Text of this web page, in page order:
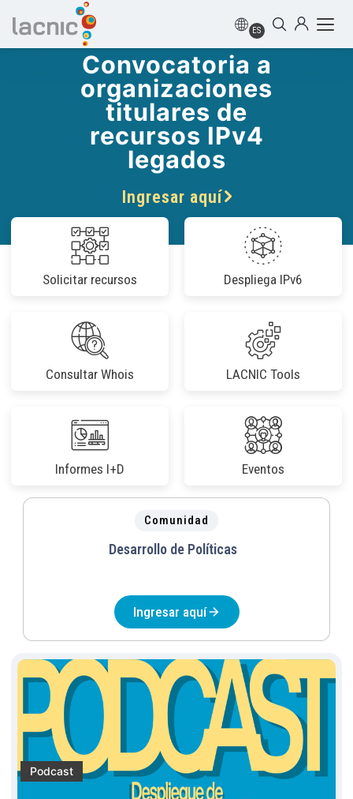
ES
Convocatoria a
organizaciones
titulares de
recursos IPv4
legados
Ingresar aquí
Solicitar recursos Despliega IPv6
Consultar Whois LACNIC Tools
Informes I+D Eventos
Comunidad
Desarrollo de Políticas
Ingresar aquí
Podcast